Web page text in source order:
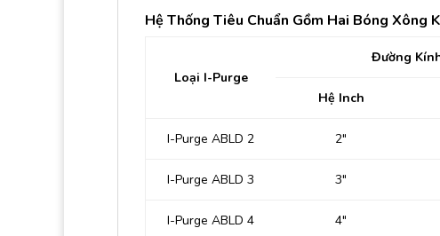
Hệ Thống Tiêu Chuẩn Gồm Hai Bóng Xông
Loại I-Purge
Đường
Hệ Inch
I-Purge ABLD 2 2″
I-Purge ABLD 3 3″
I-Purge ABLD 4 4″